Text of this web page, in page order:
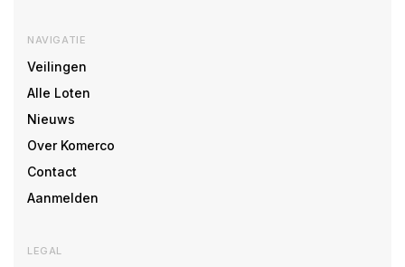
NAVIGATIE
Veilingen
Alle Loten
Nieuws
Over Komerco
Contact
Aanmelden
LEGAL